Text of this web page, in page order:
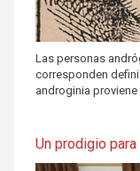
Las personas
corresponden
androginia proviene
Un prodigio